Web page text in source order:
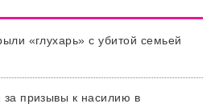
«глухарь» с убитой семьей
за призывы к насилию в